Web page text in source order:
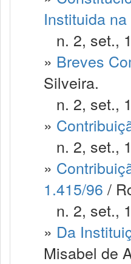
Instituida
n. 2, set.,
» Breves
Silveira.
n. 2, set.,
»
n. 2, set.,
»
1.415/96 /
n. 2, set.,
» Da
Misabel de